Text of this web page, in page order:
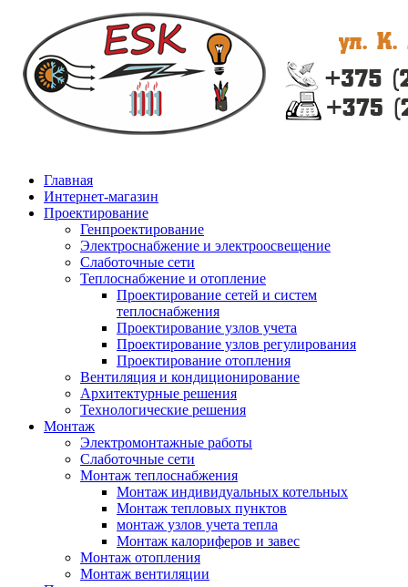
Главная
Интернет-магазин
Проектирование
Генпроектирование
Электроснабжение и электроосвещение
Слаботочные сети
Теплоснабжение и отопление
Проектирование сетей и систем
теплоснабжения
Проектирование узлов учета
Проектирование узлов регулирования
Проектирование отопления
Вентиляция и кондиционирование
Архитектурные решения
Технологические решения
Монтаж
Электромонтажные работы
Слаботочные сети
Монтаж теплоснабжения
Монтаж индивидуальных котельных
Монтаж тепловых пунктов
монтаж узлов учета тепла
Монтаж калориферов и завес
Монтаж отопления
Монтаж вентиляции